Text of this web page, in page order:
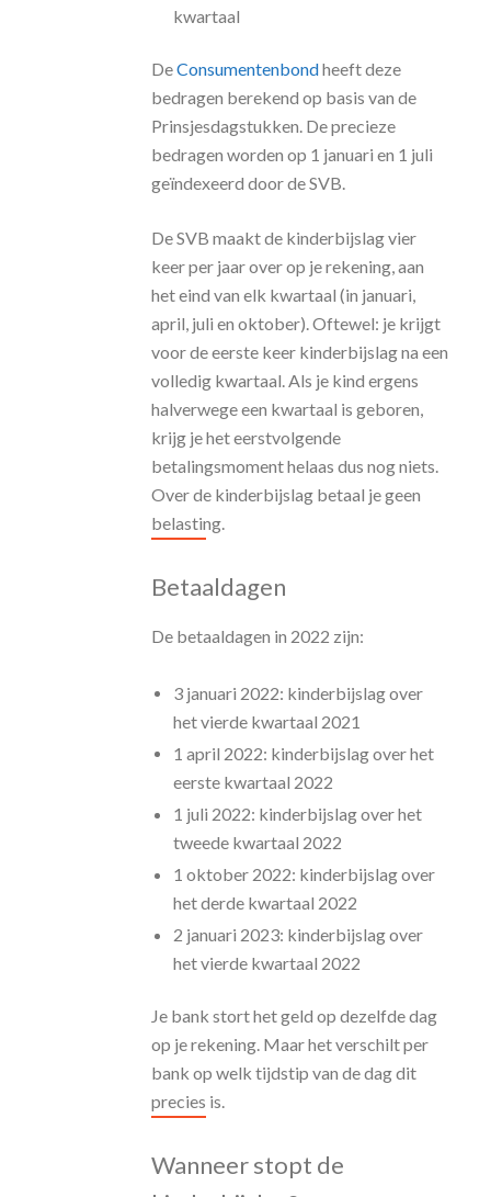
kwartaal
DeConsumentenbondheeft deze
bedragen berekend op basis van de
Prinsjesdagstukken. De precieze
bedragen worden op 1 januari en 1 juli
geïndexeerd door de SVB.
De SVB maakt de kinderbijslag vier
keer per jaar over op je rekening, aan
het eind van elk kwartaal (in januari,
april, juli en oktober). Oftewel: je krijgt
voor de eerste keer kinderbijslag na een
volledig kwartaal. Als je kind ergens
halverwege een kwartaal is geboren,
krijg je het eerstvolgende
betalingsmoment helaas dus nog niets.
Over de kinderbijslag betaal je geen
belasting.
Betaaldagen
De betaaldagen in 2022 zijn:
3 januari 2022: kinderbijslag over
het vierde kwartaal 2021
1 april 2022: kinderbijslag over het
eerste kwartaal 2022
1 juli 2022: kinderbijslag over het
tweede kwartaal 2022
1 oktober 2022: kinderbijslag over
het derde kwartaal 2022
2 januari 2023: kinderbijslag over
het vierde kwartaal 2022
Je bank stort het geld op dezelfde dag
op je rekening. Maar het verschilt per
bank op welk tijdstip van de dag dit
precies is.
Wanneer stopt de